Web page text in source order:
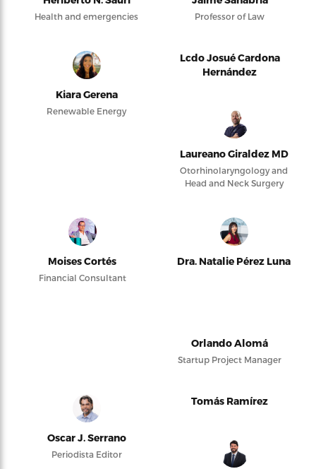
Health and emergencies Professor of Law
Kiara Gerena
Renewable Energy
Lcdo Josué Cardona
Hernández
Laureano Giraldez MD
Otorhinolaryngology and
Head and Neck Surgery
Moises Cortés
Financial Consultant
Dra. Natalie Pérez Luna
Orlando Alomá
Startup Project Manager
Oscar J. Serrano
Periodista Editor
Tomás Ramírez